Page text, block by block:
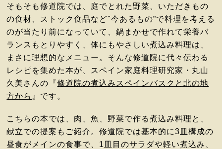
そもそも修道院では、庭でとれた野菜、いただきもの
の食材、ストック食品など"今あるもの”で料理を考える
のが当たり前になっていて、鍋まかせで作れて栄養バ
ランスもとりやすく、体にもやさしい煮込み料理は、
まさに理想的なメニュー。そんな修道院に代々伝わる
レシピを集めた本が、スペイン家庭料理研究家・丸山
久美さんの『修道院の煮込みスペインバスクと北の地
方から 』です。
こちらの本では、肉、魚、野菜で作る煮込み料理と、
献立での提案もご紹介。修道院では基本的に3皿構成の
昼食がメインの食事で、1皿目のサラダや軽い煮込み、